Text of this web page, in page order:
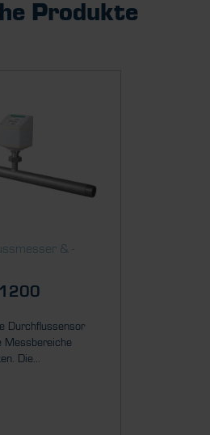
Produkte
& ­-
Durchflussensor
Messbereiche
Die...